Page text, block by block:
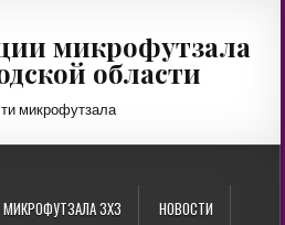
микрофутзала
области
микрофутзала
МИКРОФУТЗАЛА 3Х3 НОВОСТИ